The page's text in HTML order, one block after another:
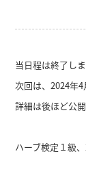
当日程は終了し
次回は、2024年
詳細は後ほど公
ハーブ検定１級